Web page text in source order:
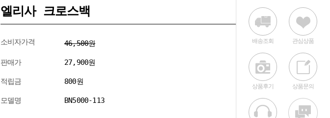
배송조회 관심상품
상품후기 상품문의
엘리사 크로스백
소비자가격 46,500원
판매가 27,900원
적립금 800원
모델명 BN5000-113